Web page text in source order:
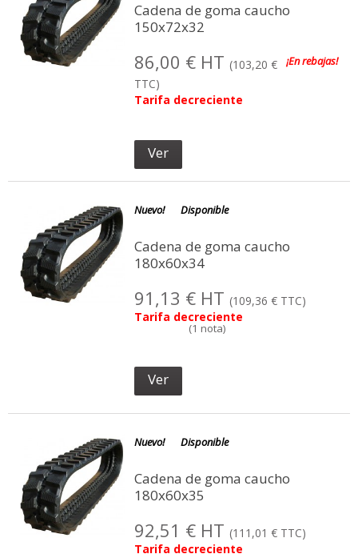
Cadena de goma caucho
150x72x32
¡En rebajas!
86,00 € HT (103,20 €
TTC)
Tarifa decreciente
Ver
Nuevo! Disponible
Cadena de goma caucho
180x60x34
91,13 € HT (109,36 € TTC)
Tarifa decreciente
Ver
Nuevo! Disponible
Cadena de goma caucho
180x60x35
92,51 € HT (111,01 € TTC)
Tarifa decreciente